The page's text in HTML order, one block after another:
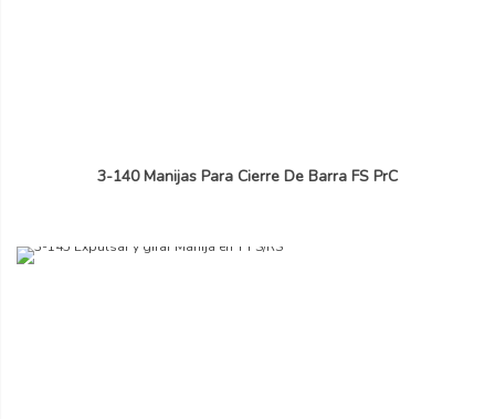
3-140 Manijas Para Cierre De Barra FS PrC